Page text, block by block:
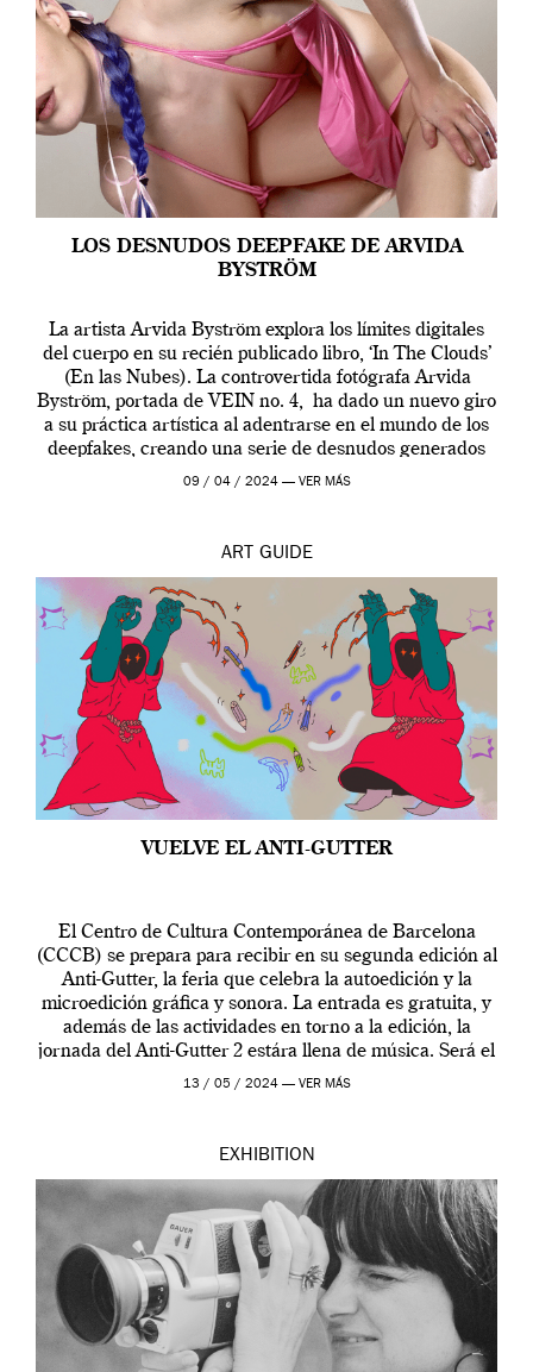
LOS DESNUDOS DEEPFAKE DE ARVIDA
BYSTRÖM
La artista Arvida Byström explora los límites digitales
del cuerpo en su recién publicado libro, ‘In The Clouds’
(En las Nubes). La controvertida fotógrafa Arvida
Byström, portada de VEIN no. 4, ha dado un nuevo giro
a su práctica artística al adentrarse en el mundo de los
deepfakes, creando una serie de desnudos generados
por […]
09 / 04 / 2024 — VER MÁS
ART GUIDE
VUELVE EL ANTI-GUTTER
El Centro de Cultura Contemporánea de Barcelona
(CCCB) se prepara para recibir en su segunda edición al
Anti-Gutter, la feria que celebra la autoedición y la
microedición gráfica y sonora. La entrada es gratuita, y
además de las actividades en torno a la edición, la
jornada del Anti-Gutter 2 estára llena de música. Será el
[…]
13 / 05 / 2024 — VER MÁS
EXHIBITION